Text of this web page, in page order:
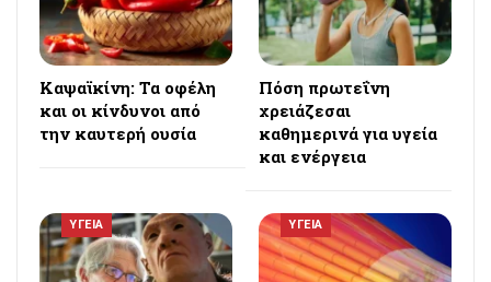
Καψαϊκίνη: Τα οφέλη
και οι κίνδυνοι από
την καυτερή ουσία
Πόση πρωτεΐνη
χρειάζεσαι
καθημερινά για υγεία
και ενέργεια
ΥΓΕΙΑ ΥΓΕΙΑ